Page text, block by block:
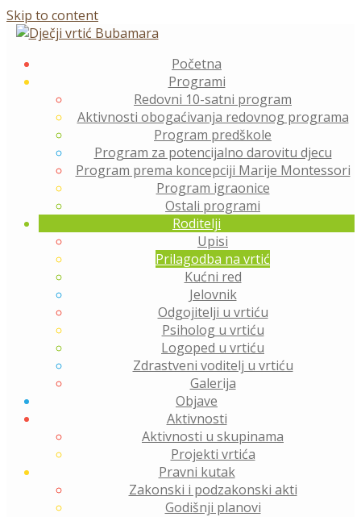
Skip to content
Početna
Programi
Redovni 10-satni program
Aktivnosti obogaćivanja redovnog programa
Program predškole
Program za potencijalno darovitu djecu
Program prema koncepciji Marije Montessori
Program igraonice
Ostali programi
Roditelji
Upisi
Prilagodba na vrtić
Kućni red
Jelovnik
Odgojitelji u vrtiću
Psiholog u vrtiću
Logoped u vrtiću
Zdrastveni voditelj u vrtiću
Galerija
Objave
Aktivnosti
Aktivnosti u skupinama
Projekti vrtića
Pravni kutak
Zakonski i podzakonski akti
Godišnji planovi